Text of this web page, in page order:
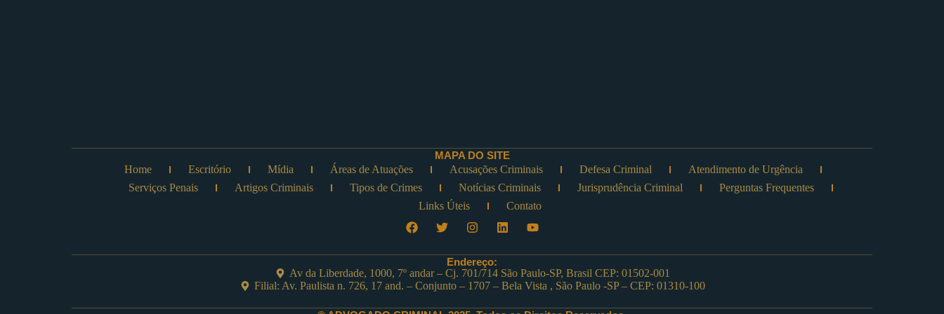
MAPA DO SITE
Home
Escritório Mídia Áreas de Atuações Acusações Criminais Defesa Criminal
Atendimento de Urgência
Serviços Penais
Artigos Criminais Tipos de Crimes Notícias Criminais Jurisprudência Criminal
Perguntas Frequentes
Links Úteis
Contato
Endereço:
Av da Liberdade, 1000, 7º andar – Cj. 701/714 São Paulo-SP, Brasil CEP: 01502-001
Filial: Av. Paulista n. 726, 17 and. – Conjunto – 1707 – Bela Vista , São Paulo -SP – CEP: 01310-100